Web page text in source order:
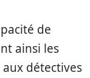
de
ainsi les
détectives